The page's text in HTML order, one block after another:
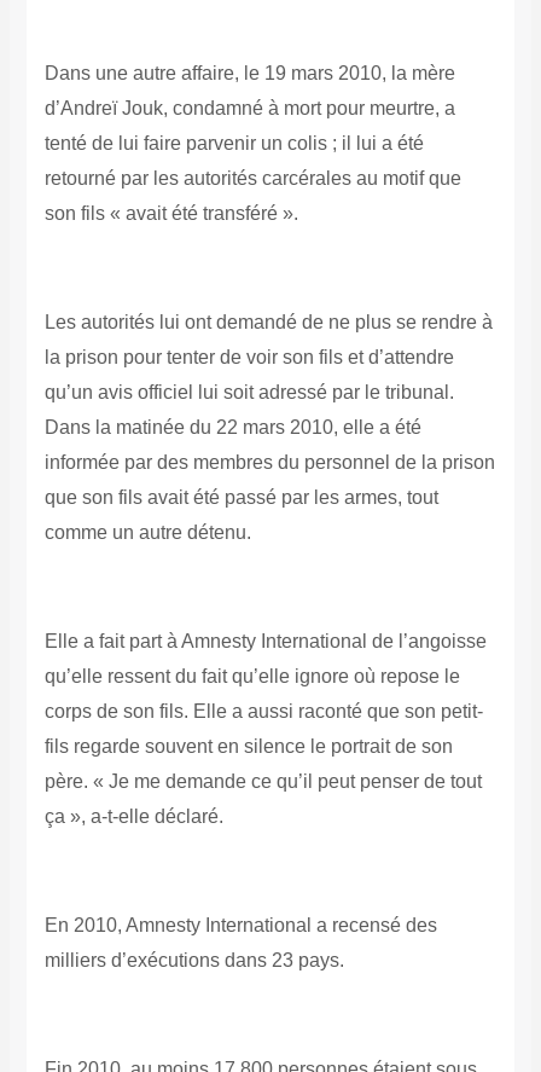
Dans une autre affaire, le 19 mars 2010, la mère
d’Andreï Jouk, condamné à mort pour meurtre, a
tenté de lui faire parvenir un colis ; il lui a été
retourné par les autorités carcérales au motif que
son fils « avait été transféré ».
Les autorités lui ont demandé de ne plus se rendre à
la prison pour tenter de voir son fils et d’attendre
qu’un avis officiel lui soit adressé par le tribunal.
Dans la matinée du 22 mars 2010, elle a été
informée par des membres du personnel de la prison
que son fils avait été passé par les armes, tout
comme un autre détenu.
Elle a fait part à Amnesty International de l’angoisse
qu’elle ressent du fait qu’elle ignore où repose le
corps de son fils. Elle a aussi raconté que son petit-
fils regarde souvent en silence le portrait de son
père. « Je me demande ce qu’il peut penser de tout
ça », a-t-elle déclaré.
En 2010, Amnesty International a recensé des
milliers d’exécutions dans 23 pays.